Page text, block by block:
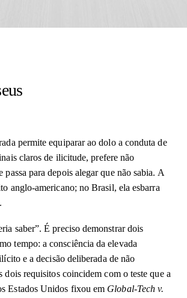
permite equiparar ao dolo a conduta de
claros de ilicitude, prefere não
passa para depois alegar que não sabia. A
anglo-americano; no Brasil, ela esbarra
saber”. É preciso demonstrar dois
tempo: a consciência da elevada
e a decisão deliberada de não
dois requisitos coincidem com o teste que a
Estados Unidos fixou em Global-Tech v.